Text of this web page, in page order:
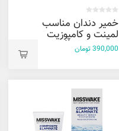
خمیر دندان مناسب
لمینت و کامپوزیت
وی وان 130 گرم
390,000 تومان